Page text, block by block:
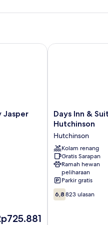
Jasper
Hutchinson
Days
Inn
Suites
by
Wyndham
Hutchinson
Hutchinson
Days Inn &
Hutchinson
Hutchinson
Kolam renang
Gratis Sarapan
Ramah hewan
peliharaan
Parkir gratis
6.8
dari
6,8 823 ulasan
Days Inn &